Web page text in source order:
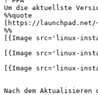
Um die aktuellste
%%quote
[https://launchpad.net/
%%
[{Image src='linux-
[{Image src='linux-
[{Image src='linux-
Nach dem